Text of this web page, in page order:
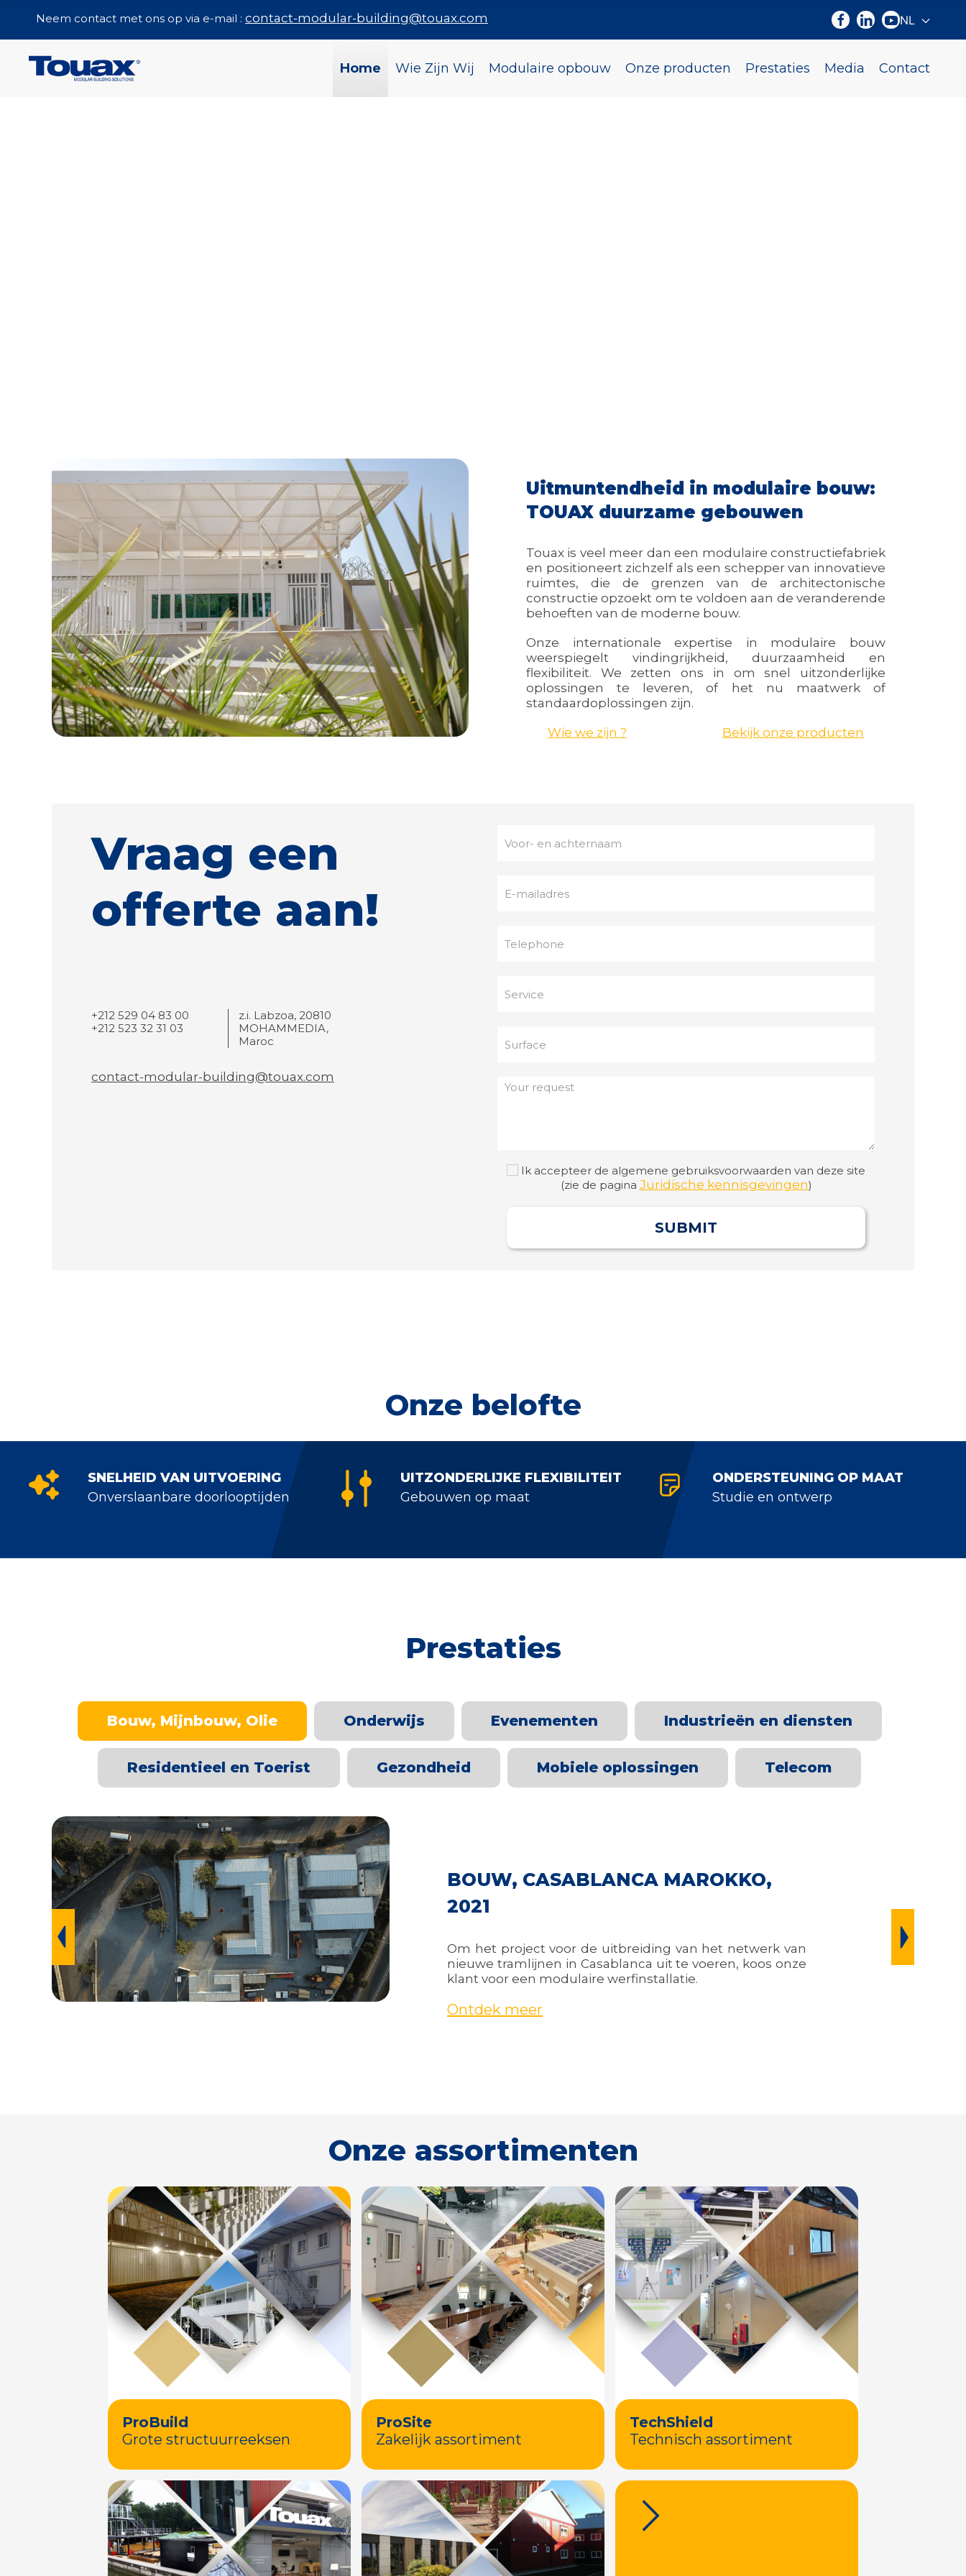
Neem contact met ons op via e-mail : contact-modular-building@touax.com Selecteer
NL
Home Wie Zijn Wij Modulaire opbouw Onze producten Prestaties Media Contact
Uitmuntendheid in modulaire bouw:
TOUAX duurzame gebouwen
Touax is veel meer dan een modulaire constructiefabriek
en positioneert zichzelf als een schepper van innovatieve
ruimtes, die de grenzen van de architectonische
constructie opzoekt om te voldoen aan de veranderende
behoeften van de moderne bouw.
Onze internationale expertise in modulaire bouw
weerspiegelt vindingrijkheid, duurzaamheid en
flexibiliteit. We zetten ons in om snel uitzonderlijke
oplossingen te leveren, of het nu maatwerk of
standaardoplossingen zijn.
Wie we zijn ? Bekijk onze producten
Vraag een
offerte aan!
+212 529 04 83 00
+212 523 32 31 03
z.i. Labzoa, 20810
MOHAMMEDIA,
Maroc
contact-modular-building@touax.com
Ik accepteer de algemene gebruiksvoorwaarden van deze site
(zie de pagina Juridische kennisgevingen)
SUBMIT
Onze belofte
SNELHEID VAN UITVOERING
Onverslaanbare doorlooptijden
UITZONDERLIJKE FLEXIBILITEIT
Gebouwen op maat
ONDERSTEUNING OP MAAT
Studie en ontwerp
Prestaties
Bouw, Mijnbouw, Olie Onderwijs Evenementen Industrieën en diensten
Residentieel en Toerist Gezondheid Mobiele oplossingen Telecom
BOUW, CASABLANCA MAROKKO,
2021
Om het project voor de uitbreiding van het netwerk van
nieuwe tramlijnen in Casablanca uit te voeren, koos onze
klant voor een modulaire werfinstallatie.
Ontdek meer
Onze assortimenten
ProBuild
Grote structuurreeksen
ProSite
Zakelijk assortiment
TechShield
Technisch assortiment